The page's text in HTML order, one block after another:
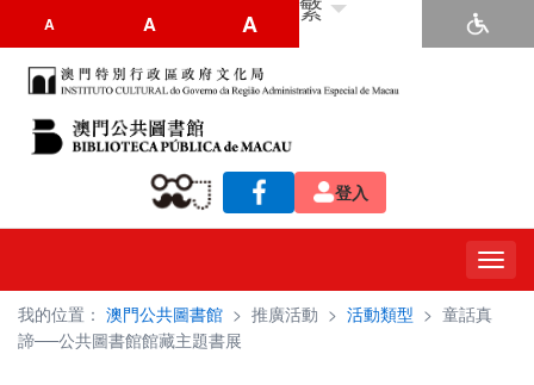
A A A 繁
登入
我的位置： 澳門公共圖書館 > 推廣活動 > 活動類型 > 童話真
諦──公共圖書館館藏主題書展